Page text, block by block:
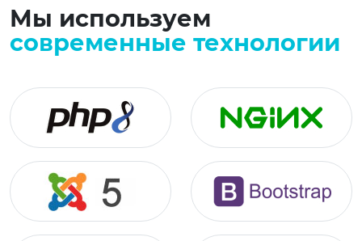
Мы используем
современные технологии